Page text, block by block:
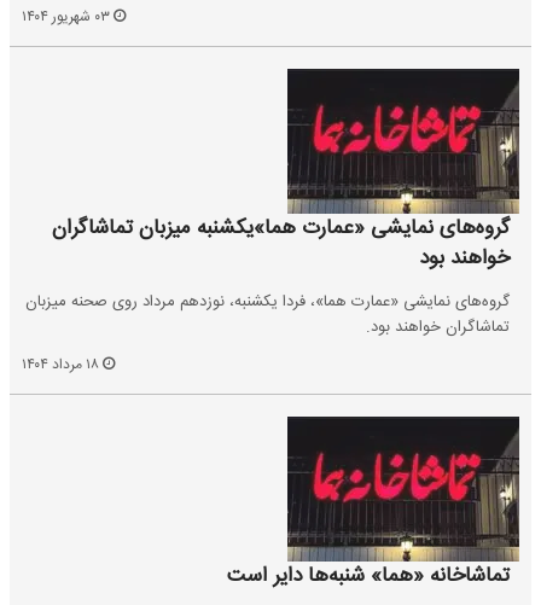
گروه‌های نمایشی «عمارت هما»یکشنبه میزبان تماشاگران
خواهند بود
گروه‌های نمایشی «عمارت هما»، فردا یکشنبه، نوزدهم مرداد روی صحنه میزبان
تماشاگران خواهند بود.
تماشاخانه «هما» شنبه‌ها دایر است